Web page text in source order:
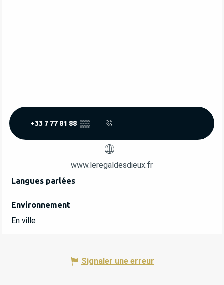
+33 7 77 81 88 ▒▒
www.leregaldesdieux.fr
Langues parlées
Langues parlées
Environnement
Environnement
En ville
Signaler une erreur